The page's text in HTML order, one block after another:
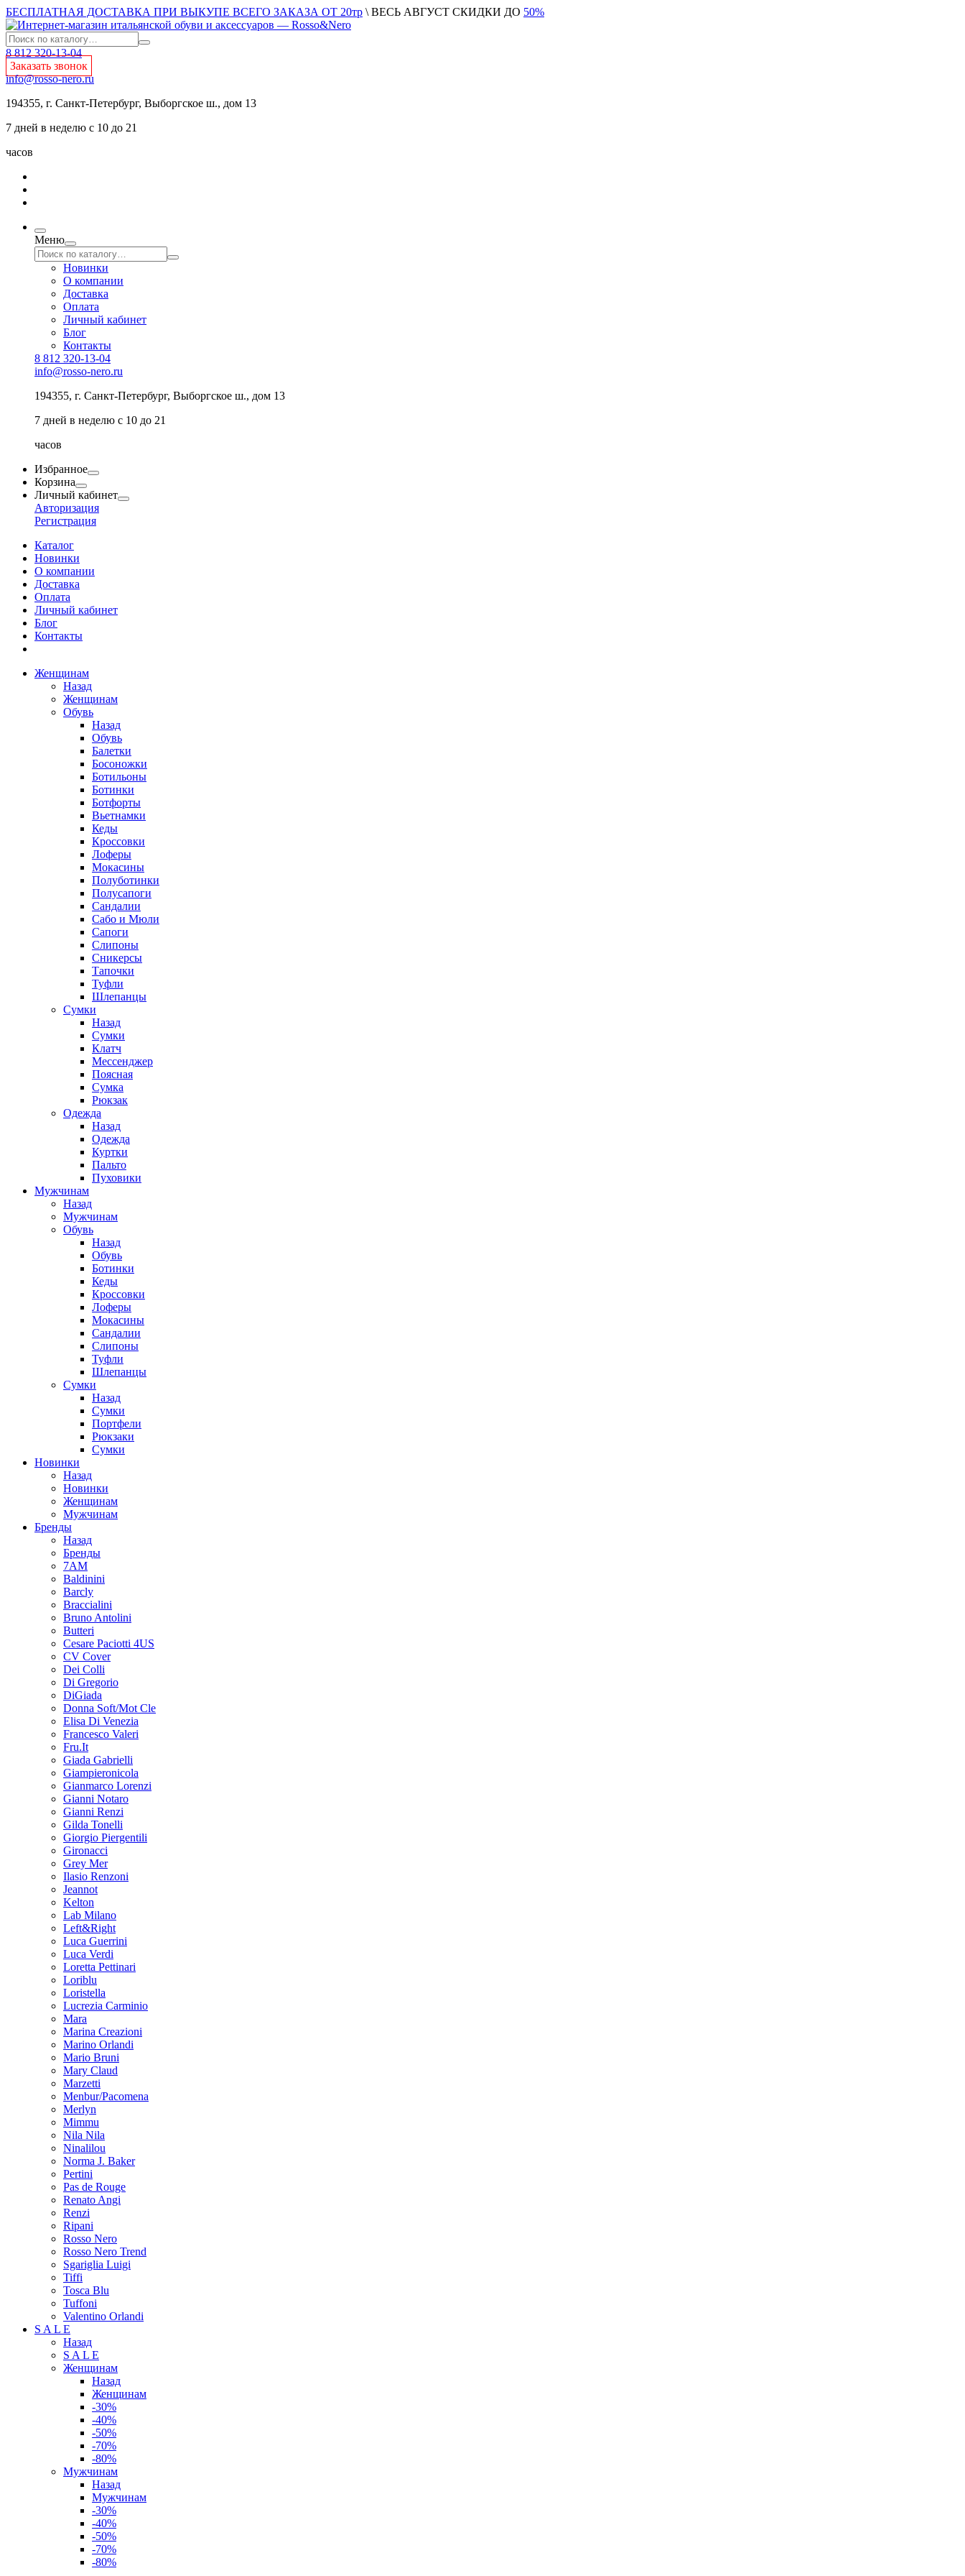
БЕСПЛАТНАЯ ДОСТАВКА ПРИ ВЫКУПЕ ВСЕГО ЗАКАЗА ОТ 20тр \ ВЕСЬ АВГУСТ СКИДКИ ДО 50%
8 812 320-13-04
Заказать звонок
info@rosso-nero.ru
194355, г. Санкт-Петербург, Выборгское ш., дом 13
7 дней в неделю с 10 до 21
часов
Меню
Новинки
О компании
Доставка
Оплата
Личный кабинет
Блог
Контакты
8 812 320-13-04
info@rosso-nero.ru
194355, г. Санкт-Петербург, Выборгское ш., дом 13
7 дней в неделю с 10 до 21
часов
Избранное
Корзина
Личный кабинет
Авторизация
Регистрация
Каталог
Новинки
О компании
Доставка
Оплата
Личный кабинет
Блог
Контакты
Женщинам
Назад
Женщинам
Обувь
Назад
Обувь
Балетки
Босоножки
Ботильоны
Ботинки
Ботфорты
Вьетнамки
Кеды
Кроссовки
Лоферы
Мокасины
Полуботинки
Полусапоги
Сандалии
Сабо и Мюли
Сапоги
Слипоны
Сникерсы
Тапочки
Туфли
Шлепанцы
Cумки
Назад
Cумки
Клатч
Мессенджер
Поясная
Сумка
Рюкзак
Одежда
Назад
Одежда
Куртки
Пальто
Пуховики
Мужчинам
Назад
Мужчинам
Обувь
Назад
Обувь
Ботинки
Кеды
Кроссовки
Лоферы
Мокасины
Сандалии
Слипоны
Туфли
Шлепанцы
Сумки
Назад
Сумки
Портфели
Рюкзаки
Сумки
Новинки
Назад
Новинки
Женщинам
Мужчинам
Бренды
Назад
Бренды
7AM
Baldinini
Barcly
Braccialini
Bruno Antolini
Butteri
Cesare Paciotti 4US
CV Cover
Dei Colli
Di Gregorio
DiGiada
Donna Soft/Mot Cle
Elisa Di Venezia
Francesco Valeri
Fru.It
Giada Gabrielli
Giampieronicola
Gianmarco Lorenzi
Gianni Notaro
Gianni Renzi
Gilda Tonelli
Giorgio Piergentili
Gironacci
Grey Mer
Ilasio Renzoni
Jeannot
Kelton
Lab Milano
Left&Right
Luca Guerrini
Luca Verdi
Loretta Pettinari
Loriblu
Loristella
Lucrezia Carminio
Mara
Marina Creazioni
Marino Orlandi
Mario Bruni
Mary Claud
Marzetti
Menbur/Pacomena
Merlyn
Mimmu
Nila Nila
Ninalilou
Norma J. Baker
Pertini
Pas de Rouge
Renato Angi
Renzi
Ripani
Rosso Nero
Rosso Nero Trend
Sgariglia Luigi
Tiffi
Tosca Blu
Tuffoni
Valentino Orlandi
S A L E
Назад
S A L E
Женщинам
Назад
Женщинам
-30%
-40%
-50%
-70%
-80%
Мужчинам
Назад
Мужчинам
-30%
-40%
-50%
-70%
-80%